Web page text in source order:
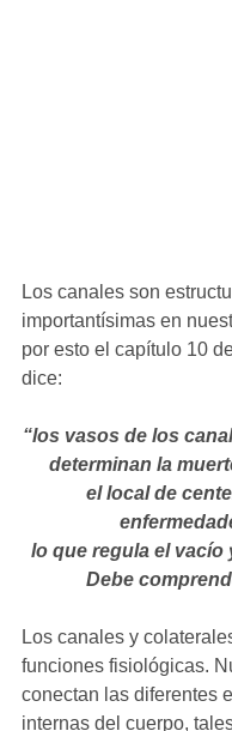
Los canales son
importantísimas en
por esto el capítulo 10
dice:
“los vasos de los
determinan la
el local de
lo que regula el vacío
Debe
Los canales y
funciones fisiológicas.
conectan las diferentes
internas del cuerpo,